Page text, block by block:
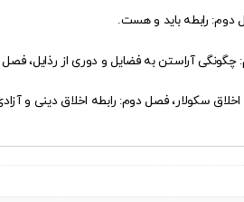
رابطه باید و هست.
آراستن به فضایل و دوری از رذایل،
سکولار، فصل دوم: رابطه اخلاق دینی و آزادی